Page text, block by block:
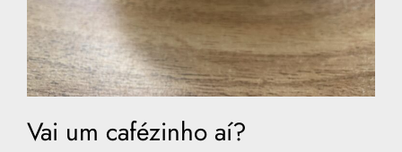
Vai um cafézinho aí?